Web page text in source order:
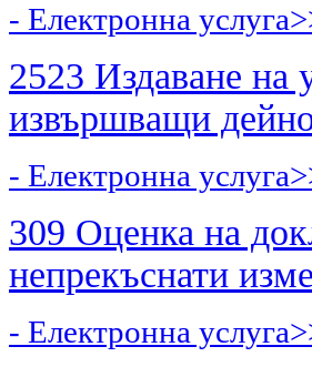
- Електронна
2523 Издаване на
извършващи
- Електронна
309 Оценка на
непрекъснати
- Електронна